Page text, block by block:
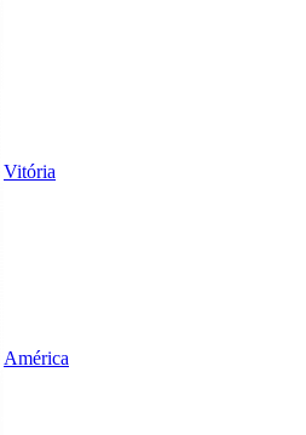
Vitória
América